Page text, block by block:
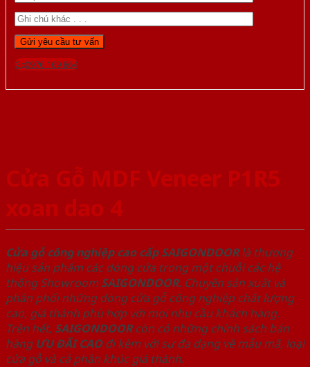
Gọi 0976.169.864
Cửa Gỗ MDF Veneer P1R5
xoan dao 4
Cửa gỗ công nghiệp cao cấp SAIGONDOORlà thương
hiệu sản phẩm các dòng cửa trong một chuỗi các hệ
thống Showroom SAIGONDOOR. Chuyên sản xuất và
phân phối những dòng cửa gỗ công nghiệp chất lượng
cao, giá thành phù hợp với mọi nhu cầu khách hàng.
Trên hết, SAIGONDOORcòn có những chính sách bán
hàng ƯU ĐÃI CAOđi kèm với sự đa dạng về mẫu mã, loại
cửa gỗ và cả phân khúc giá thành.